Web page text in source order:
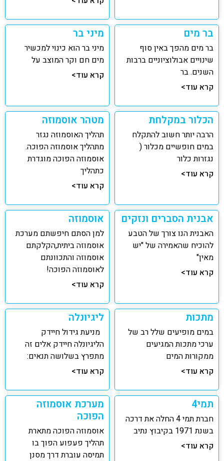
בר מים
בר מים מהפך באין סוף
שינויים אבולוציוניים ברבות
השנים. בר
קרא עוד>
מיני בר
מיני בר הוא כינוי למכשיר
מים חם וקר המוצב על
קרא עוד>
הכלור במקלחת
הרבה יותר חשוב להתקלח
במים חופשיים מכלור (
נגזרות כלור
קרא עוד>
מטהר אוסמוזה
תהליך האוסמוזה נגזר
מתהליך אוסמוזה הפוכה.
אוסמוזה הפוכה מוגדרת
כתהליך
קרא עוד>
אבנית הסברים ונזקים
האבנית הנו צורך של הטבע
להוכיח שהאמירה של "יש
מאין"
קרא עוד>
אוסמוזה
למן הסתם חיפשתם מערכת
אוסמוזה ביתית,הקלקתם
אוסמוזה והתכוונתם
לאוסמוזה הפוכה!
קרא עוד>
מתכות
במים מופיעים שלל רב של
ערכי מתכות המגיעים
ממקורות המים
קרא עוד>
ליגיונלה
מניעת גידול חיידק
הליגיונלה חיידק אלים זה
מתפרץ בשלושה תנאים:
קרא עוד>
תמי4
חברת תמי 4 החלה את דרכה
בשנת 1971 בקיבוץ נתיב
קרא עוד>
מערכת אוסמוזה
הפוכה
אוסמוזה הפוכה מתארת
תהליך פעפוע הפוך בו
תמיסה עוברת דרך מסנן